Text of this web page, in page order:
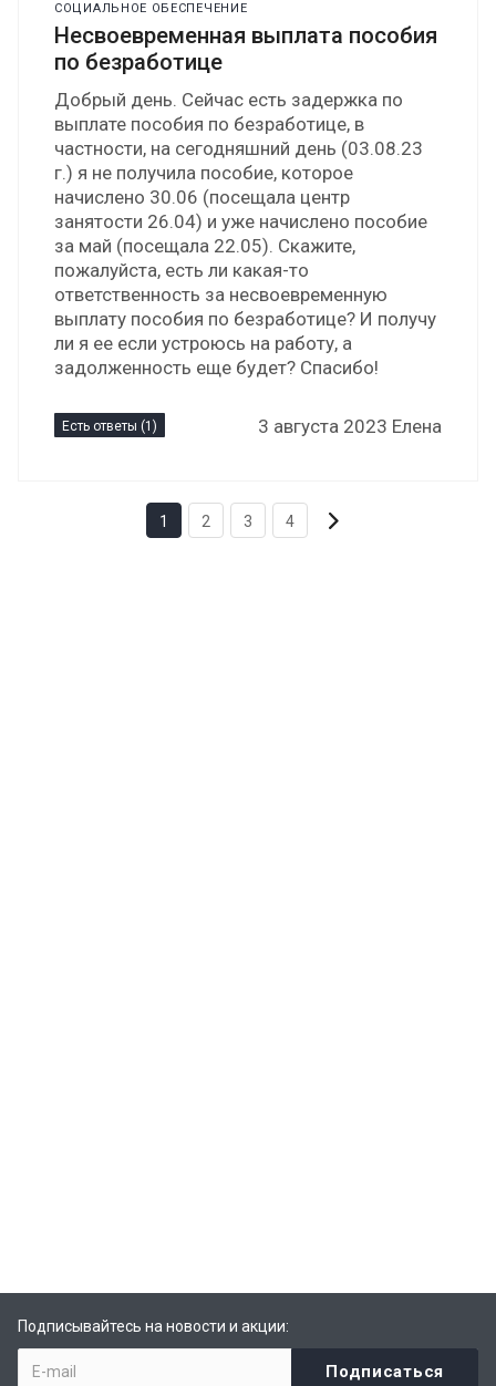
СОЦИАЛЬНОЕ ОБЕСПЕЧЕНИЕ
Несвоевременная выплата пособия
по безработице
Добрый день. Сейчас есть задержка по
выплате пособия по безработице, в
частности, на сегодняшний день (03.08.23
г.) я не получила пособие, которое
начислено 30.06 (посещала центр
занятости 26.04) и уже начислено пособие
за май (посещала 22.05). Скажите,
пожалуйста, есть ли какая-то
ответственность за несвоевременную
выплату пособия по безработице? И получу
ли я ее если устроюсь на работу, а
задолженность еще будет? Спасибо!
Есть ответы (1) 3 августа 2023 Елена
1 2 3 4
Подписывайтесь на новости и акции: